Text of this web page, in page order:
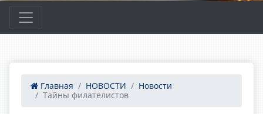
Главная НОВОСТИ
Новости
Тайны филателистов